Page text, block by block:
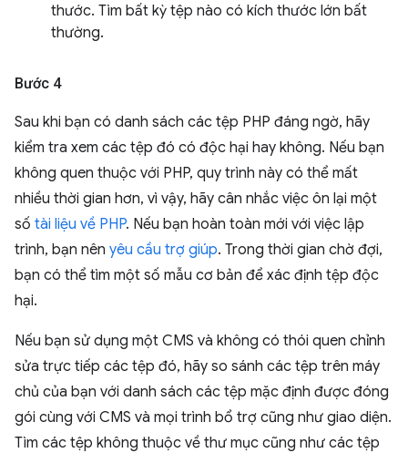
thước. Tìm bất kỳ tệp nào có kích thước lớn bất
thường.
Bước 4
Sau khi bạn có danh sách các tệp PHP đáng ngờ, hãy
kiểm tra xem các tệp đó có độc hại hay không. Nếu bạn
không quen thuộc với PHP, quy trình này có thể mất
nhiều thời gian hơn, vì vậy, hãy cân nhắc việc ôn lại một
số tài liệu về PHP. Nếu bạn hoàn toàn mới với việc lập
trình, bạn nên yêu cầu trợ giúp. Trong thời gian chờ đợi,
bạn có thể tìm một số mẫu cơ bản để xác định tệp độc
hại.
Nếu bạn sử dụng một CMS và không có thói quen chỉnh
sửa trực tiếp các tệp đó, hãy so sánh các tệp trên máy
chủ của bạn với danh sách các tệp mặc định được đóng
gói cùng với CMS và mọi trình bổ trợ cũng như giao diện.
Tìm các tệp không thuộc về thư mục cũng như các tệp